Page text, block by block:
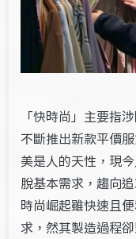
「快時尚」主要指
不斷推出新款平價
美是人的天性，現
脫基本需求，趨向
時尚崛起雖快速且
求，然其製造過程